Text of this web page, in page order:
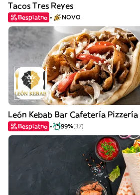
Tacos Tres Reyes
Besplatno NOVO
León Kebab Bar Cafetería Pizzería
Besplatno 99%(37)